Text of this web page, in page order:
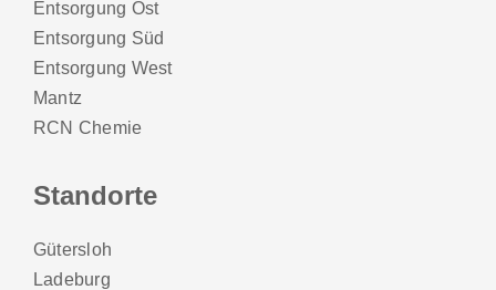
Entsorgung Ost
Entsorgung Süd
Entsorgung West
Mantz
RCN Chemie
Standorte
Gütersloh
Ladeburg